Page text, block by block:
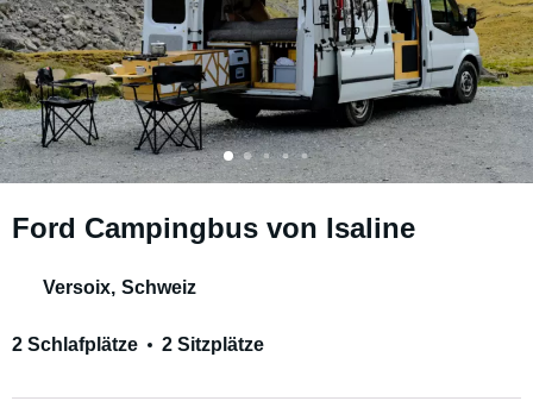
Ford Campingbus von Isaline
Versoix, Schweiz
2 Schlafplätze 2 Sitzplätze